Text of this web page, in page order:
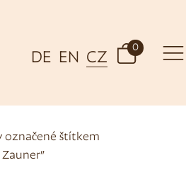
DE EN CZ
0
označené štítkem